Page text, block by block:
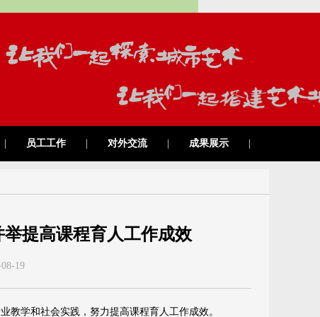
员工工作 对外交流 成果展示
提高课程育人工作成效
19
教学和社会实践，努力提高课程育人工作成效。